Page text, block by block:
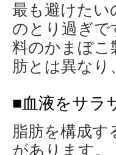
最も避けたい
のとり過ぎで
料のかまぼこ
肪とは異なり
■血液をサラ
脂肪を構成す
があります。